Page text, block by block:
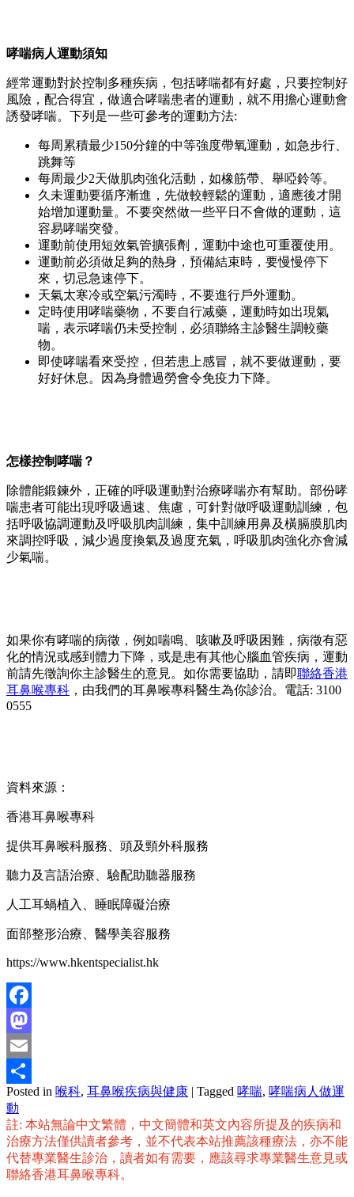
哮喘病人運動須知
經常運動對於控制多種疾病，包括哮喘都有好處，只要控制好
風險，配合得宜，做適合哮喘患者的運動，就不用擔心運動會
誘發哮喘。下列是一些可參考的運動方法:
每周累積最少150分鐘的中等強度帶氧運動，如急步行、
跳舞等
每周最少2天做肌肉強化活動，如橡筋帶、舉啞鈴等。
久未運動要循序漸進，先做較輕鬆的運動，適應後才開
始增加運動量。不要突然做一些平日不會做的運動，這
容易哮喘突發。
運動前使用短效氣管擴張劑，運動中途也可重覆使用。
運動前必須做足夠的熱身，預備結束時，要慢慢停下
來，切忌急速停下。
天氣太寒冷或空氣污濁時，不要進行戶外運動。
定時使用哮喘藥物，不要自行减藥，運動時如出現氣
喘，表示哮喘仍未受控制，必須聯絡主診醫生調較藥
物。
即使哮喘看來受控，但若患上感冒，就不要做運動，要
好好休息。因為身體過勞會令免疫力下降。
怎樣控制哮喘？
除體能鍛鍊外，正確的呼吸運動對治療哮喘亦有幫助。部份哮
喘患者可能出現呼吸過速、焦慮，可針對做呼吸運動訓練，包
括呼吸協調運動及呼吸肌肉訓練，集中訓練用鼻及橫膈膜肌肉
來調控呼吸，減少過度換氣及過度充氣，呼吸肌肉強化亦會減
少氣喘。
如果你有哮喘的病徵，例如喘鳴、咳嗽及呼吸困難，病徵有惡
化的情況或感到體力下降，或是患有其他心腦血管疾病，運動
前請先徵詢你主診醫生的意見。如你需要協助，請即聯絡香港
耳鼻喉專科 ，由我們的耳鼻喉專科醫生為你診治。電話: 3100
0555
資料來源：
香港耳鼻喉專科
提供耳鼻喉科服務、頭及頸外科服務
聽力及言語治療、驗配助聽器服務
人工耳蝸植入、睡眠障礙治療
面部整形治療、醫學美容服務
https://www.hkentspecialist.hk
Facebook
Mastodon
Email
分
享
Posted in 喉科, 耳鼻喉疾病與健康 | Tagged 哮喘, 哮喘病人做運
動
註: 本站無論中文繁體，中文簡體和英文內容所提及的疾病和
治療方法僅供讀者參考，並不代表本站推薦該種療法，亦不能
代替專業醫生診治，讀者如有需要，應該尋求專業醫生意見或
聯絡香港耳鼻喉專科。